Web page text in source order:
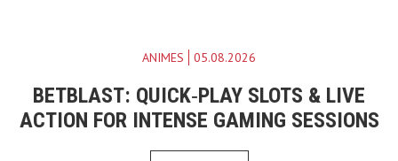
ANIMES 05.08.2026
BETBLAST: QUICK‑PLAY SLOTS & LIVE
ACTION FOR INTENSE GAMING SESSIONS